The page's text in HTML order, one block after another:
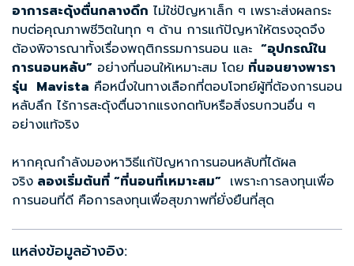
อาการสะดุ้งตื่นกลางดึก ไม่ใช่ปัญหาเล็ก ๆ เพราะส่งผลกระ
ทบต่อคุณภาพชีวิตในทุก ๆ ด้าน การแก้ปัญหาให้ตรงจุดจึง
ต้องพิจารณาทั้งเรื่องพฤติกรรมการนอน และ “อุปกรณ์ใน
การนอนหลับ” อย่างที่นอนให้เหมาะสม โดย ที่นอนยางพารา
รุ่น Mavista คือหนึ่งในทางเลือกที่ตอบโจทย์ผู้ที่ต้องการนอน
หลับลึก ไร้การสะดุ้งตื่นจากแรงกดทับหรือสิ่งรบกวนอื่น ๆ
อย่างแท้จริง
หากคุณกำลังมองหาวิธีแก้ปัญหาการนอนหลับที่ได้ผล
จริง ลองเริ่มต้นที่ “ที่นอนที่เหมาะสม” เพราะการลงทุนเพื่อ
การนอนที่ดี คือการลงทุนเพื่อสุขภาพที่ยั่งยืนที่สุด
แหล่งข้อมูลอ้างอิง: